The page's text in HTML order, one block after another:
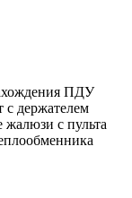
ПДУ
держателем
жалюзи с пульта